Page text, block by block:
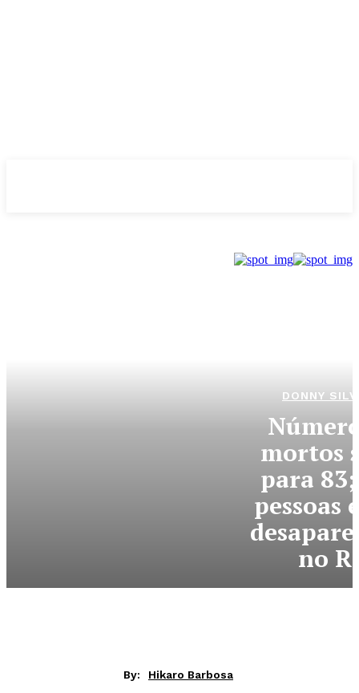
DONNY
mortos
para
pessoas
no
By: Hikaro Barbosa